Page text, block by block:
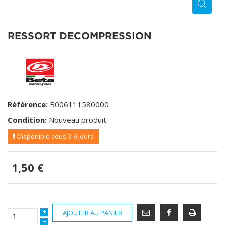
RESSORT DECOMPRESSION
Référence: B006111580000
Condition: Nouveau produit
Disponible sous 3-6 jours
1,50 €
AJOUTER AU PANIER